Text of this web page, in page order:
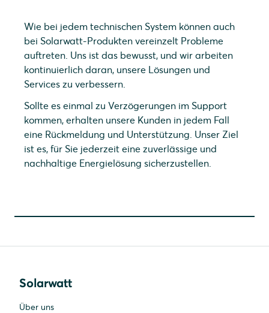
Wie bei jedem technischen System können auch
bei Solarwatt-Produkten vereinzelt Probleme
auftreten. Uns ist das bewusst, und wir arbeiten
kontinuierlich daran, unsere Lösungen und
Services zu verbessern.
Sollte es einmal zu Verzögerungen im Support
kommen, erhalten unsere Kunden in jedem Fall
eine Rückmeldung und Unterstützung. Unser Ziel
ist es, für Sie jederzeit eine zuverlässige und
nachhaltige Energielösung sicherzustellen.
Solarwatt
Über uns